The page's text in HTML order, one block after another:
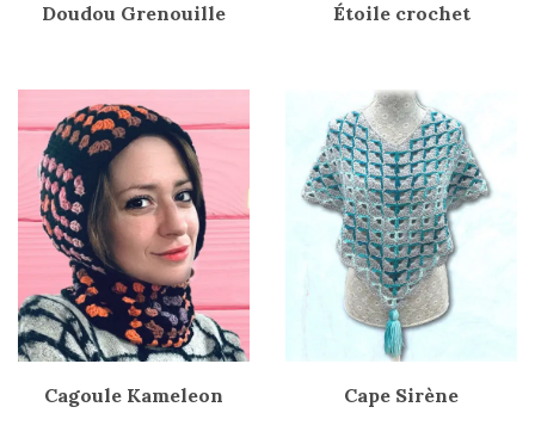
Doudou Grenouille Étoile crochet
Cagoule Kameleon Cape Sirène